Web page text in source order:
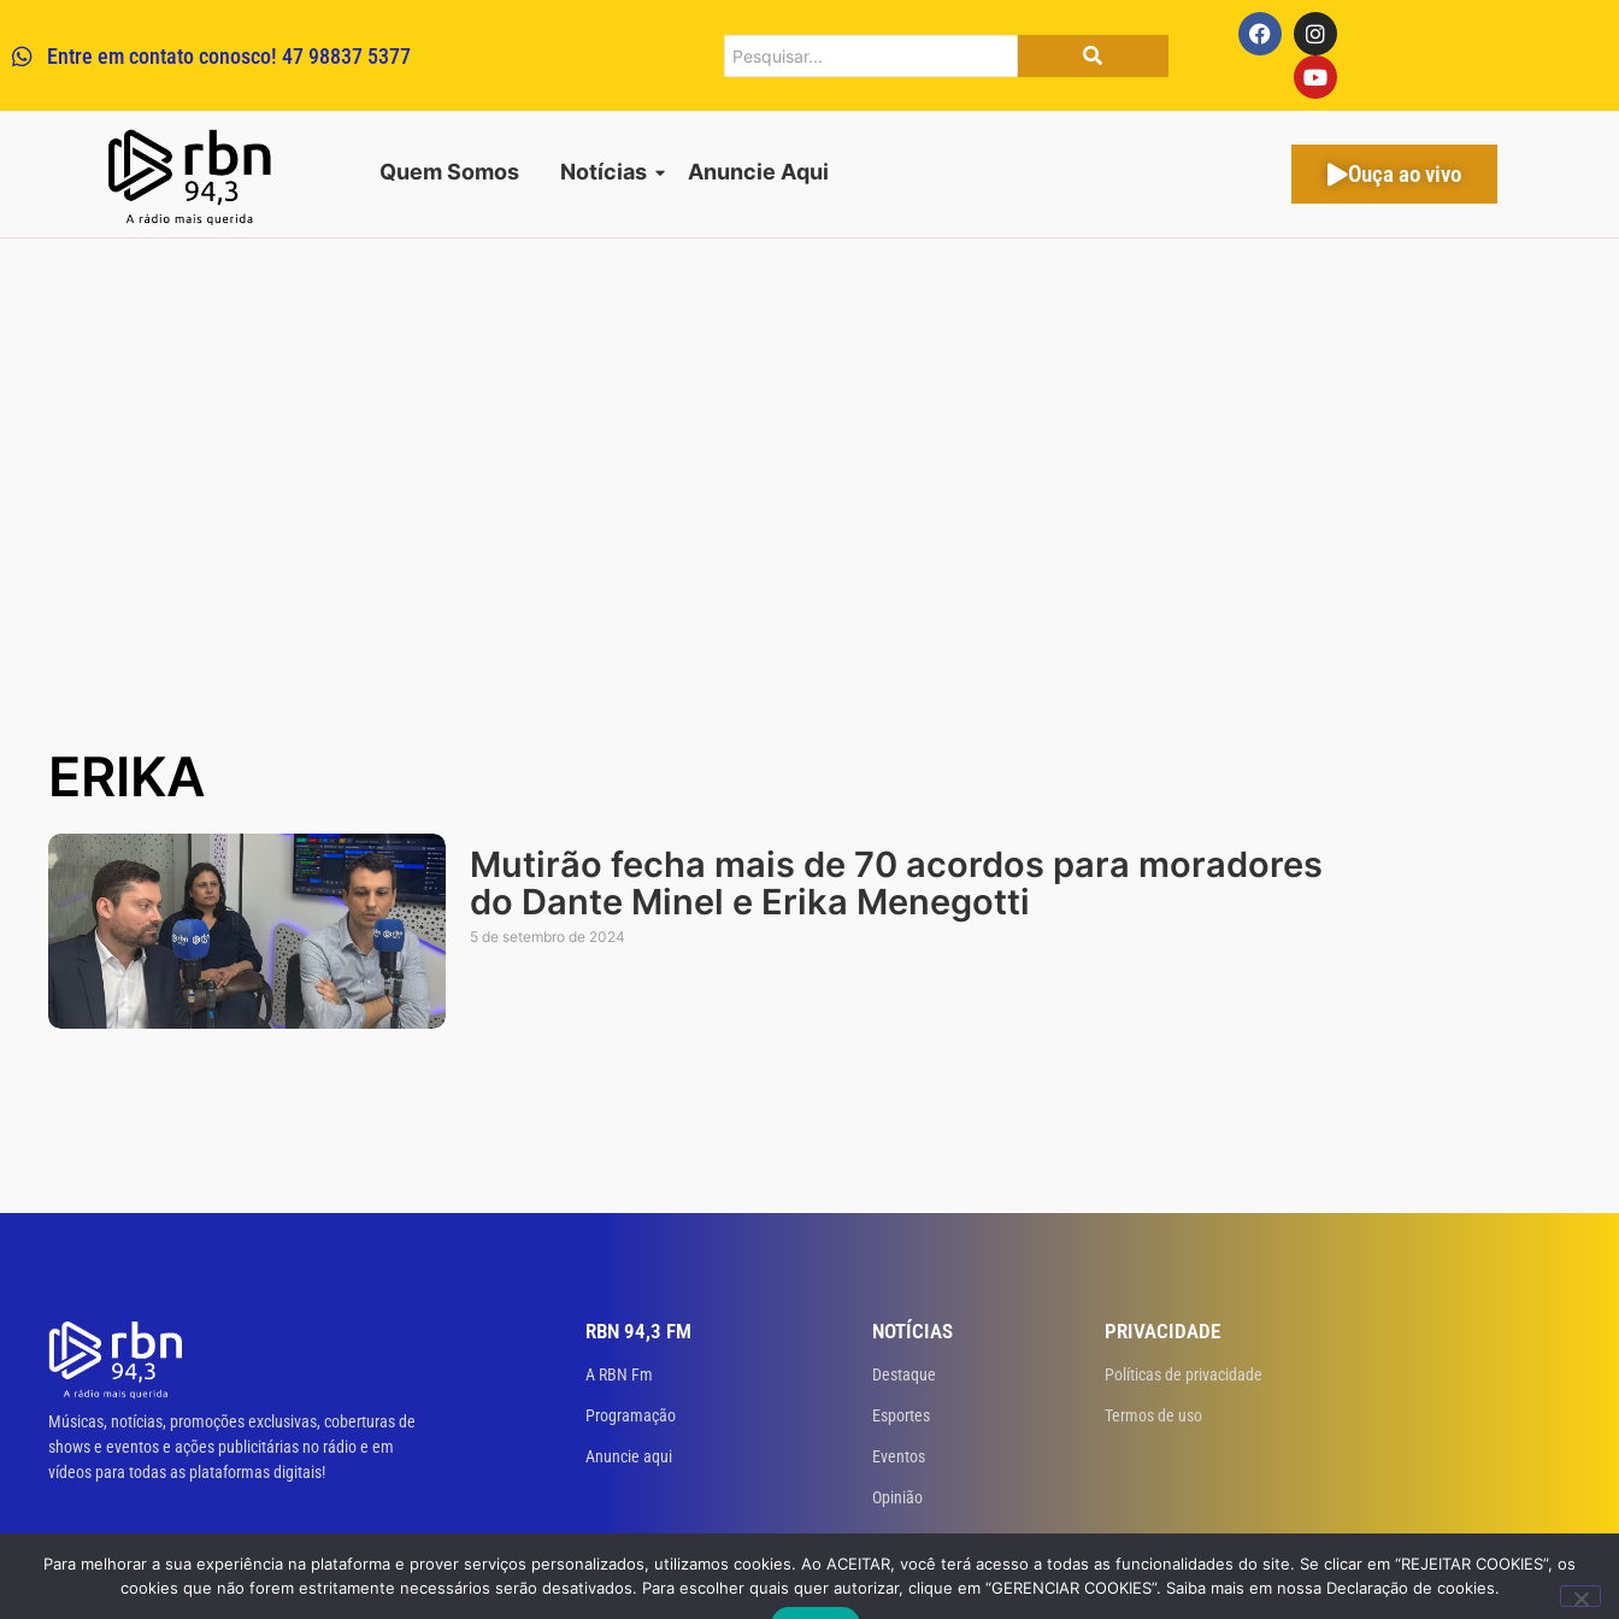
Entre em contato conosco! 47 98837 5377
Quem Somos Notícias Anuncie Aqui Ouça ao vivo
ERIKA
Mutirão fecha mais de 70 acordos para moradores
do Dante Minel e Erika Menegotti
5 de setembro de 2024
Músicas, notícias, promoções exclusivas, coberturas de
shows e eventos e ações publicitárias no rádio e em
vídeos para todas as plataformas digitais!
RBN 94,3 FM
A RBN Fm
Programação
Anuncie aqui
NOTÍCIAS
Destaque
Esportes
Eventos
Opinião
PRIVACIDADE
Políticas de privacidade
Termos de uso
© 2023 RBN 94,3 FM. Todos os direitos reservados. Desenvolvido por GB Dev – Agência de Websites
Para melhorar a sua experiência na plataforma e prover serviços personalizados, utilizamos cookies. Ao ACEITAR, você terá acesso a todas as funcionalidades do site. Se clicar em “REJEITAR COOKIES”, os
cookies que não forem estritamente necessários serão desativados. Para escolher quais quer autorizar, clique em “GERENCIAR COOKIES”. Saiba mais em nossa Declaração de cookies.